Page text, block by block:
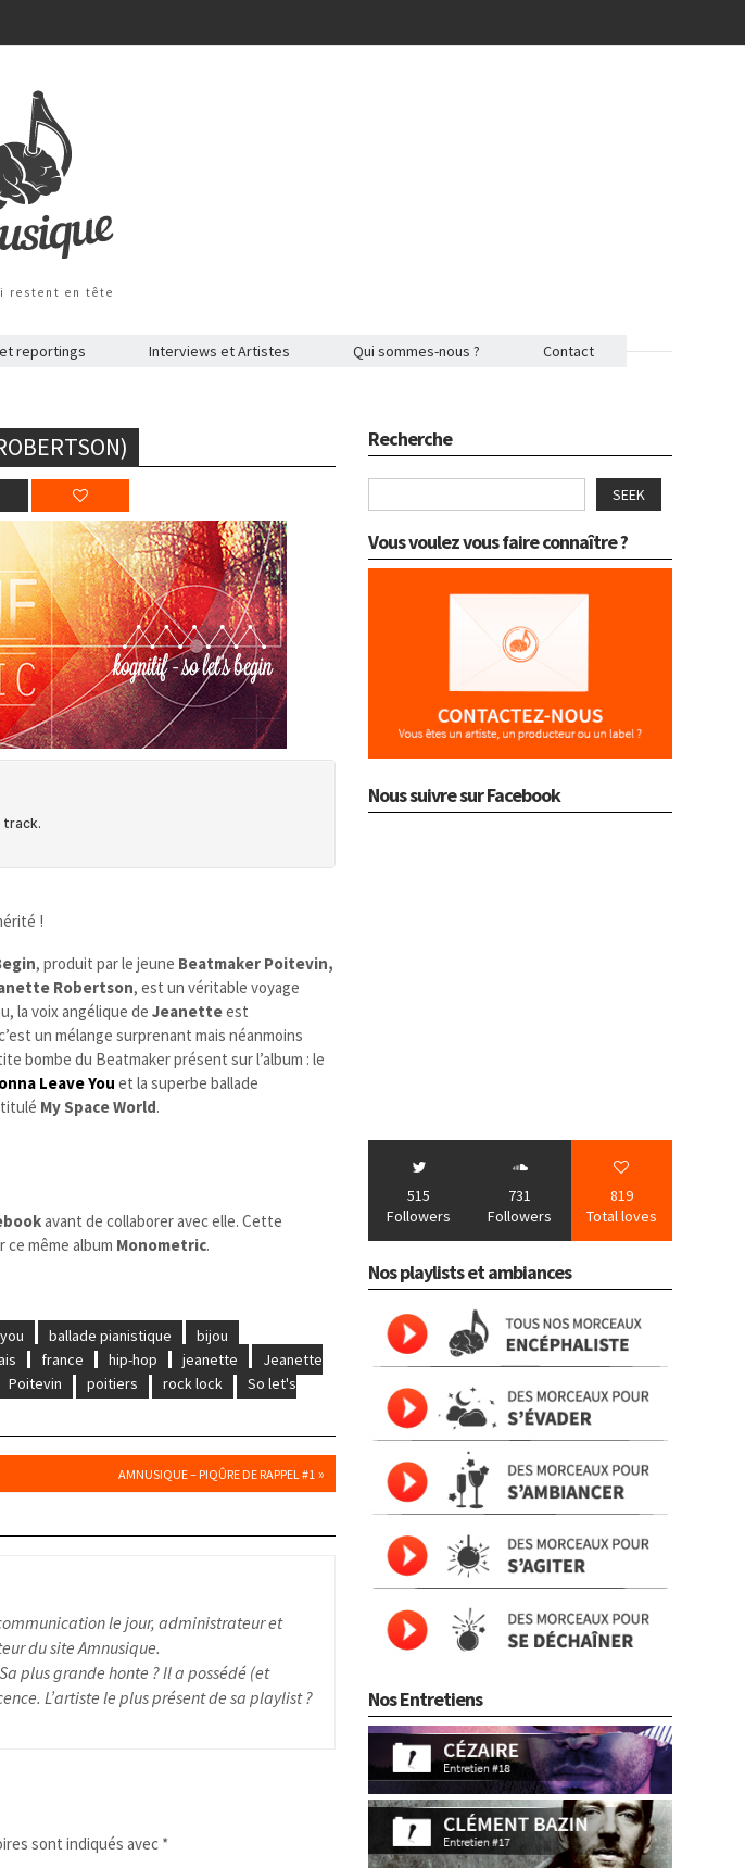
restent en tête
reportings Interviews et Artistes Qui sommes-nous ? Contact
!
, produit par le jeune Beatmaker Poitevin,
Robertson, est un véritable voyage
la voix angélique deJeanetteest
un mélange surprenant mais néanmoins
bombe du Beatmaker présent sur l’album : le
Leave You et la superbe ballade
My Space World.
avant de collaborer avec elle. Cette
ce même album Monometric.
ballade pianistique
bijou
france hip-hop jeanette
Jeanette
Poitevin poitiers rock lock
So let's
AMNUSIQUE – PIQÛRE DE RAPPEL #1 »
le jour, administrateur et
du site Amnusique.
plus grande honte ? Il a possédé (et
L’artiste le plus présent de sa playlist ?
sont indiqués avec *
Recherche
SEEK
Vous voulez vous faire connaître ?
Nous suivre sur Facebook
515
Followers
731
Followers
819
Total loves
Nos playlists et ambiances
Nos Entretiens